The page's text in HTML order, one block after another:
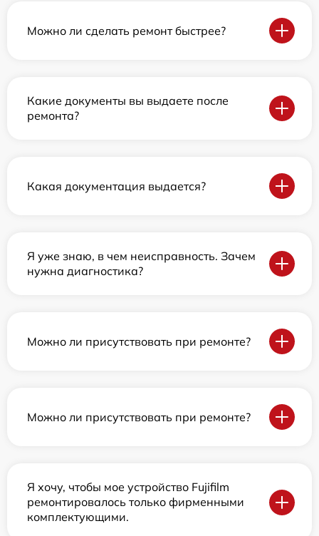
Можно ли сделать ремонт быстрее?
Какие документы вы выдаете после
ремонта?
Какая документация выдается?
Я уже знаю, в чем неисправность. Зачем
нужна диагностика?
Можно ли присутствовать при ремонте?
Можно ли присутствовать при ремонте?
Я хочу, чтобы мое устройство Fujifilm
ремонтировалось только фирменными
комплектующими.